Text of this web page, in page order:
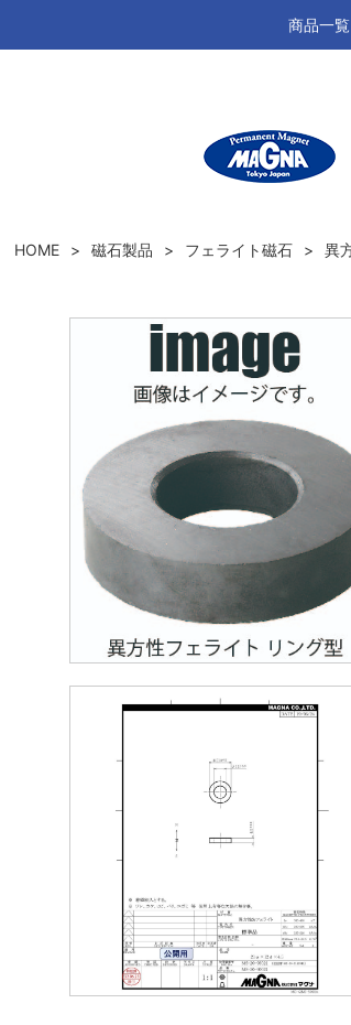
商品一覧
HOME 磁石製品 フェライト磁石 異